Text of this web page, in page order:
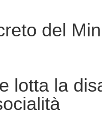
del
lotta la